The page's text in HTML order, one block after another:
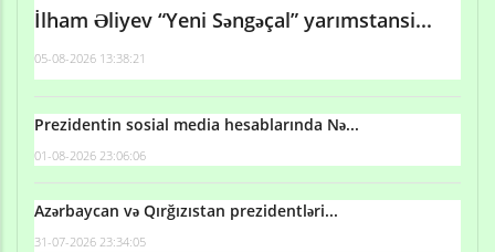
İlham Əliyev “Yeni Səngəçal” yarımstansi...
05-08-2026 13:38:21
Prezidentin sosial media hesablarında Nə...
01-08-2026 23:06:06
Azərbaycan və Qırğızıstan prezidentləri...
31-07-2026 23:34:05